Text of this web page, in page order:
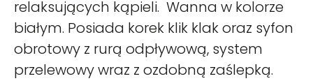
relaksujących kąpieli. Wanna w kolorze
białym. Posiada korek klik klak oraz syfon
obrotowy z rurą odpływową, system
przelewowy wraz z ozdobną zaślepką.